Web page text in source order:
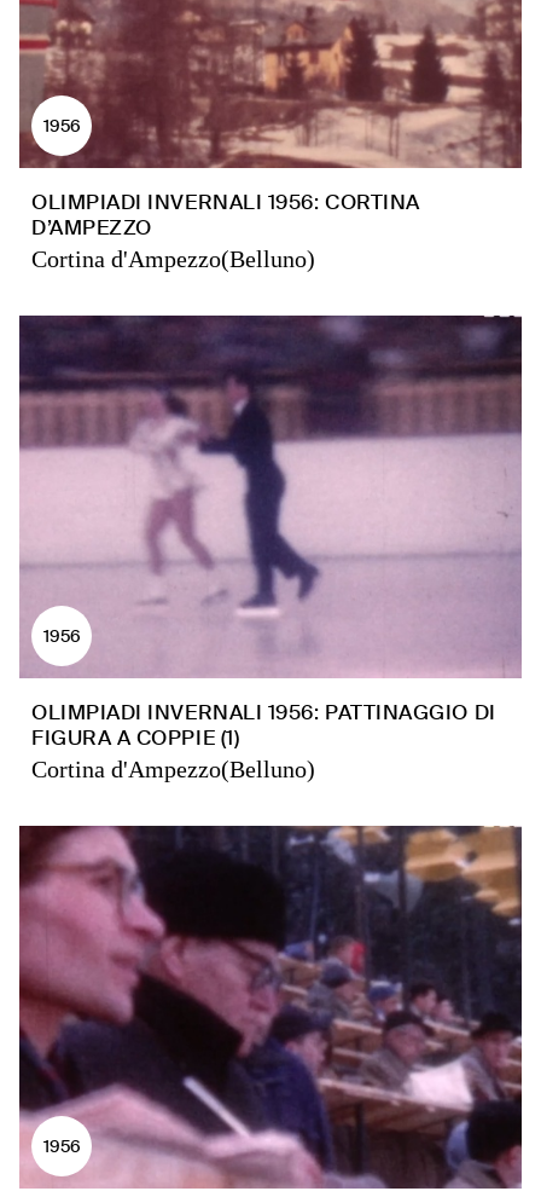
1956
OLIMPIADI INVERNALI 1956: CORTINA
D’AMPEZZO
Cortina d'Ampezzo(Belluno)
1956
OLIMPIADI INVERNALI 1956: PATTINAGGIO DI
FIGURA A COPPIE (1)
Cortina d'Ampezzo(Belluno)
1956